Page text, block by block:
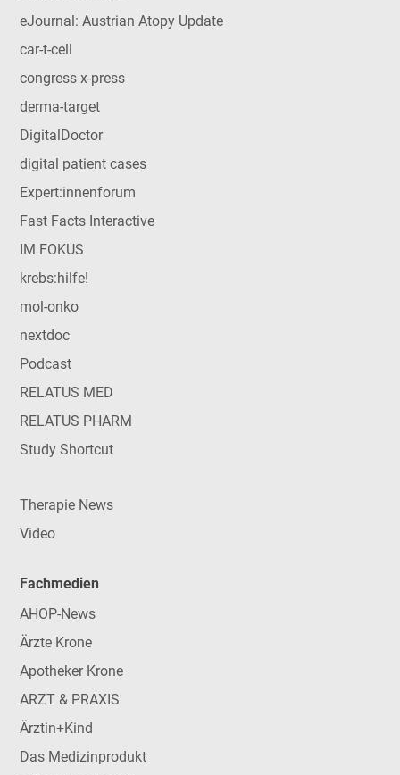
eJournal: Austrian Atopy Update
car-t-cell
congress x-press
derma-target
DigitalDoctor
digital patient cases
Expert:innenforum
Fast Facts Interactive
IM FOKUS
krebs:hilfe!
mol-onko
nextdoc
Podcast
RELATUS MED
RELATUS PHARM
Study Shortcut
Therapie News
Video
Fachmedien
AHOP-News
Ärzte Krone
Apotheker Krone
ARZT & PRAXIS
Ärztin+Kind
Das Medizinprodukt